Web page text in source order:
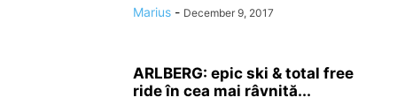
Marius - December 9, 2017
ARLBERG: epic ski & total free
ride în cea mai râvnită...